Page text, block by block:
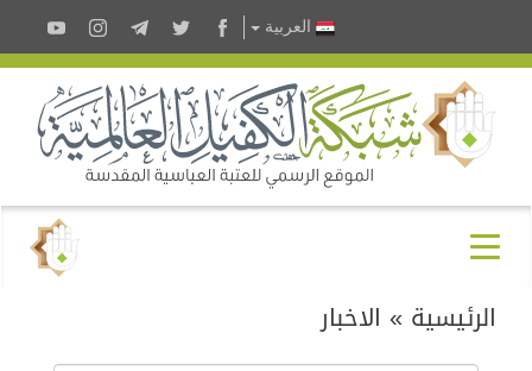
العربية
الرئيسية » الاخبار